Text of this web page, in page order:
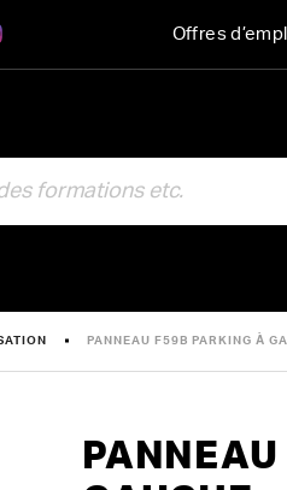
Offres
PANNEAU F59B PARKING À